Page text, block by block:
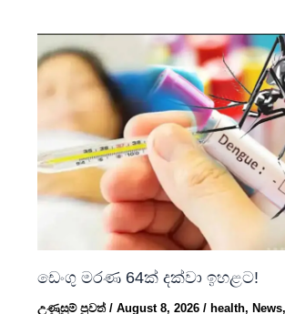
ඩෙංගු මරණ 64ක් දක්වා ඉහළට!
උණුසුම් පුවත්/August 8, 2026/ health, News